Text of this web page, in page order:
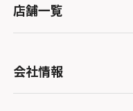
店舗一覧
北海道・東北
会社情報